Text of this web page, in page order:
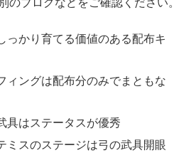
のブログなどをご確認ください。
っかり育てる価値のある配布キ
ィングは配布分のみでまともな
具はステータスが優秀
ミスのステージは弓の武具開眼